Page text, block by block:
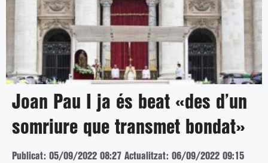
Joan Pau I ja és beat «des d’un
somriure que transmet bondat»
Publicat: 05/09/2022 08:27 Actualitzat: 06/09/2022 09:15